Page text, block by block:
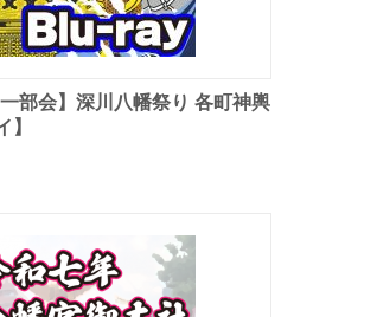
部会】深川八幡祭り 各町神輿
】